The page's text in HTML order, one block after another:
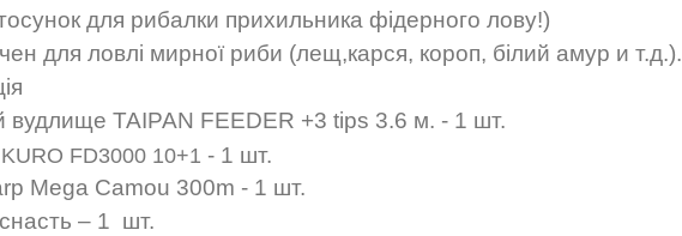
для рибалки прихильника фідерного лову!)
для ловлі мирної риби (лещ,карся, короп, білий амур и т.д.).
вудлище TAIPAN FEEDER +3 tips 3.6 м. - 1 шт.
KURO FD3000 10+1 - 1 шт.
Mega Camou 300m - 1 шт.
– 1 шт.